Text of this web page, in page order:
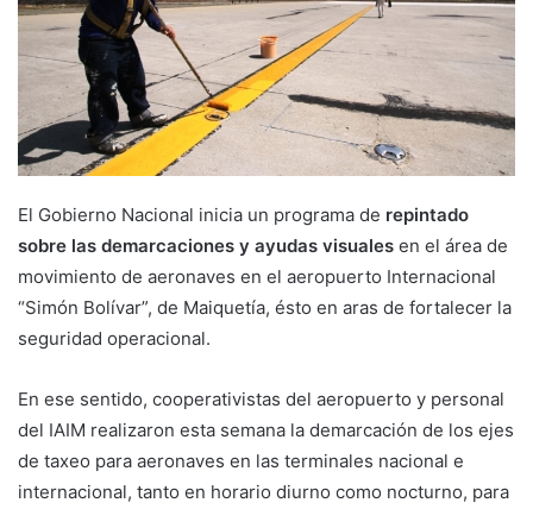
El Gobierno Nacional inicia un programa de repintado
sobre las demarcaciones y ayudas visuales en el área de
movimiento de aeronaves en el aeropuerto Internacional
“Simón Bolívar”, de Maiquetía, ésto en aras de fortalecer la
seguridad operacional.
En ese sentido, cooperativistas del aeropuerto y personal
del IAIM realizaron esta semana la demarcación de los ejes
de taxeo para aeronaves en las terminales nacional e
internacional, tanto en horario diurno como nocturno, para